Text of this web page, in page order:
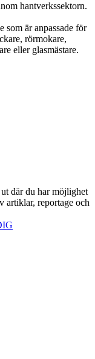
hantverkssektorn.
som är anpassade för
rörmokare,
eller glasmästare.
där du har möjlighet
artiklar, reportage och